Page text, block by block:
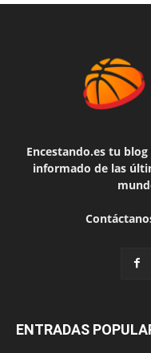
Encestando.es tu
informado de las
ENTRADAS